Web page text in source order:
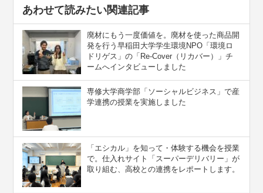
あわせて読みたい関連記事
廃材にもう一度価値を。廃材を使った商品開
発を行う早稲田大学学生環境NPO「環境ロ
ドリゲス」の「Re-Cover（リカバー）」チ
ームへインタビューしました
専修大学商学部「ソーシャルビジネス」で産
学連携の授業を実施しました
「エシカル」を知って・体験する機会を授業
で。仕入れサイト「スーパーデリバリー」が
取り組む、高校との連携をレポートします。